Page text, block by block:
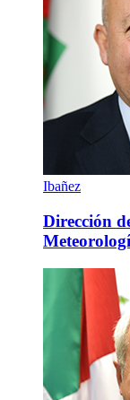
Ibañez
Dirección